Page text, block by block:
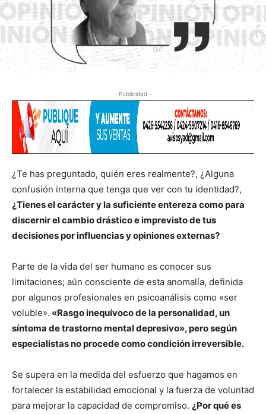
- Publicidad -
¿Te has preguntado, quién eres realmente?, ¿Alguna
confusión interna que tenga que ver con tu identidad?,
¿Tienes el carácter y la suficiente entereza como para
discernir el cambio drástico e imprevisto de tus
decisiones por influencias y opiniones externas?
Parte de la vida del ser humano es conocer sus
limitaciones; aún consciente de esta anomalía, definida
por algunos profesionales en psicoanálisis como «ser
voluble». «Rasgo inequívoco de la personalidad, un
síntoma de trastorno mental depresivo», pero según
especialistas no procede como condición irreversible.
Se supera en la medida del esfuerzo que hagamos en
fortalecer la estabilidad emocional y la fuerza de voluntad
para mejorar la capacidad de compromiso. ¿Por qué es